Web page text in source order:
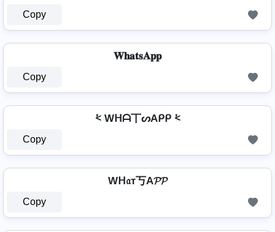
Copy
𝐖𝐡𝐚𝐭𝐬𝐀𝐩𝐩
Copy
⩻ Wᕼᗩ丅ᔕAᑭᑭ ⩻
Copy
Wᕼ𝔞т丂A𝓟𝓟
Copy